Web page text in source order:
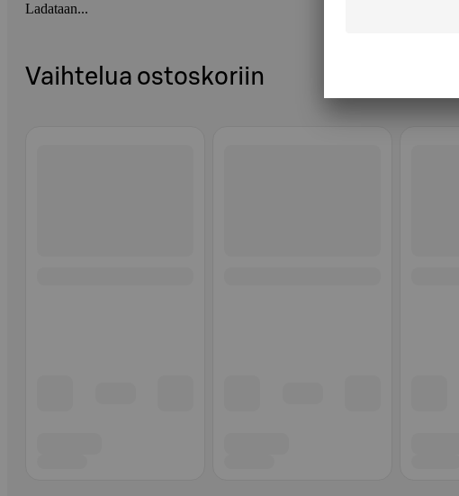
Ladataan...
Vaihtelua ostoskoriin